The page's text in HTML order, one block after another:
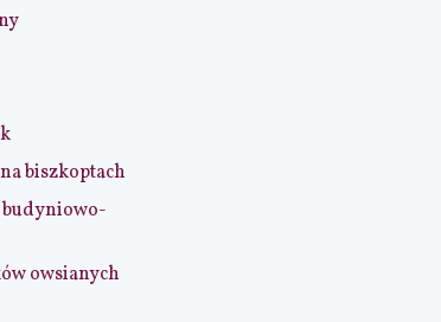
biszkoptach
owsianych